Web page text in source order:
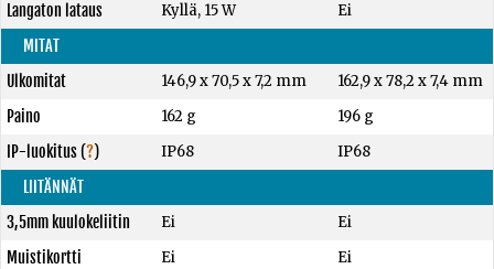
Langaton lataus
Kyllä, 15 W
Ei
MITAT
Ulkomitat
146,9 x 70,5 x 7,2 mm
162,9 x 78,2 x 7,4 mm
Paino
162 g
196 g
IP-luokitus(?) IP68
IP68
LIITÄNNÄT
3,5mm kuulokeliitin
Ei
Ei
Muistikortti
Ei Ei